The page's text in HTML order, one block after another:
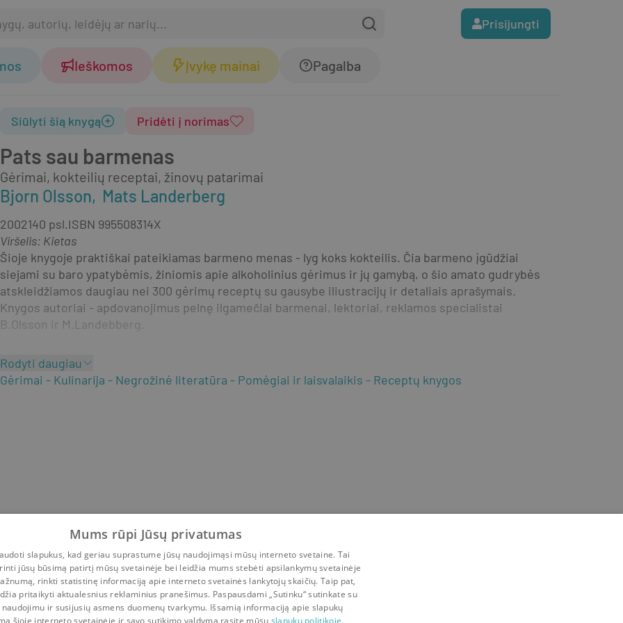
Prisijungti
Ieškomos Įvykę mainai Pagalba
Pats sau barmenas
Gėrimai, kokteilių receptai, žinovų patarimai
Bjorn Olsson Mats Landerberg
Siūlyti šią knygą Pridėti į norimas
2002140 psl.ISBN 995508314X
Viršelis: Kietas
Šioje knygoje praktiškai pateikiamas barmeno menas - lyg koks kokteilis. Čia barmeno įgūdžiai
siejami su baro ypatybėmis, žiniomis apie alkoholinius gėrimus ir jų gamybą, o šio amato gudrybės
atskleidžiamos daugiau nei 300 gėrimų receptų su gausybe iliustracijų ir detaliais aprašymais.
Knygos autoriai - apdovanojimus pelnę ilgamečiai barmenai, lektoriai, reklamos specialistai
B.Olsson ir M.Landebberg.
Rodyti daugiau
Gėrimai
Kulinarija Negrožinė literatūra Pomėgiai ir laisvalaikis Receptų knygos
Mums rūpi Jūsų privatumas
slapukus, kad geriau suprastume jūsų naudojimąsi mūsų interneto svetaine. Tai
jūsų būsimą patirtį mūsų svetainėje bei leidžia mums stebėti apsilankymų svetainėje
rinkti statistinę informaciją apie interneto svetainės lankytojų skaičių. Taip pat,
pritaikyti aktualesnius reklaminius pranešimus. Paspausdami „Sutinku“ sutinkate su
ir susijusių asmens duomenų tvarkymu. Išsamią informaciją apie slapukų
šioje interneto svetainėje ir savo sutikimo valdymą rasite mūsų slapukų politikoje.